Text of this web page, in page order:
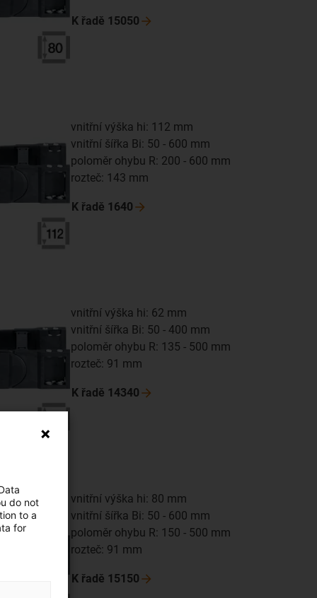
K řadě 15050
vnitřní výška hi: 112 mm
vnitřní šířka Bi: 50 - 600 mm
poloměr ohybu R: 200 - 600 mm
rozteč: 143 mm
K řadě 1640
vnitřní výška hi: 62 mm
vnitřní šířka Bi: 50 - 400 mm
poloměr ohybu R: 135 - 500 mm
rozteč: 91 mm
K řadě 14340
vnitřní výška hi: 80 mm
vnitřní šířka Bi: 50 - 600 mm
poloměr ohybu R: 150 - 500 mm
rozteč: 91 mm
K řadě 15150
do not
to a
for